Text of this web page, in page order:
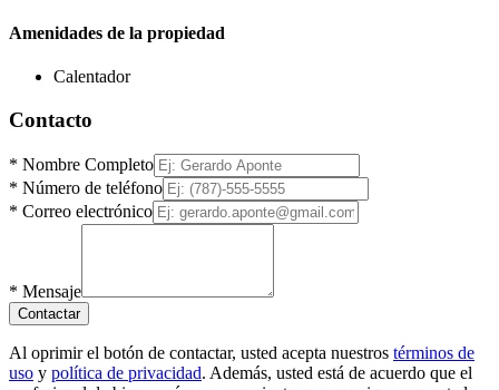
Amenidades de la propiedad
Calentador
Contacto
* Nombre Completo
* Número de teléfono
* Correo electrónico
* Mensaje
Contactar
Al oprimir el botón de contactar, usted acepta nuestros términos de
uso y política de privacidad. Además, usted está de acuerdo que el